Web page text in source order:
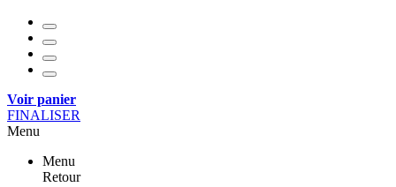
Voir panier
FINALISER
Menu
Menu
Retour